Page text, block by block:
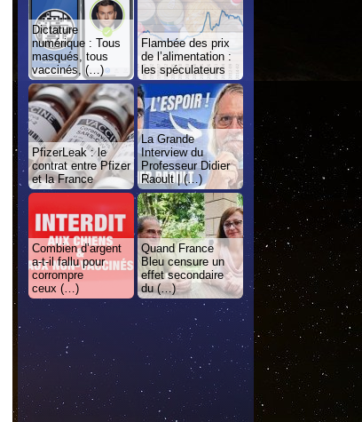
Dictature
numérique : Tous
masqués, tous
vaccinés, (…)
Flambée des prix
de l’alimentation :
les spéculateurs
PfizerLeak : le
contrat entre Pfizer
et la France
La Grande
Interview du
Professeur Didier
Raoult | (…)
Combien d’argent
a-t-il fallu pour
corrompre
ceux (…)
Quand France
Bleu censure un
effet secondaire
du (…)